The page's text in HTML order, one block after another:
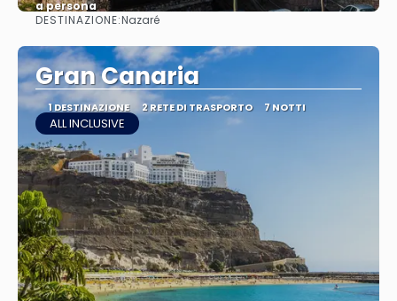
a persona
DESTINAZIONE:Nazaré
Gran Canaria
1 DESTINAZIONE 2 RETE DI TRASPORTO 7 NOTTI
ALL INCLUSIVE